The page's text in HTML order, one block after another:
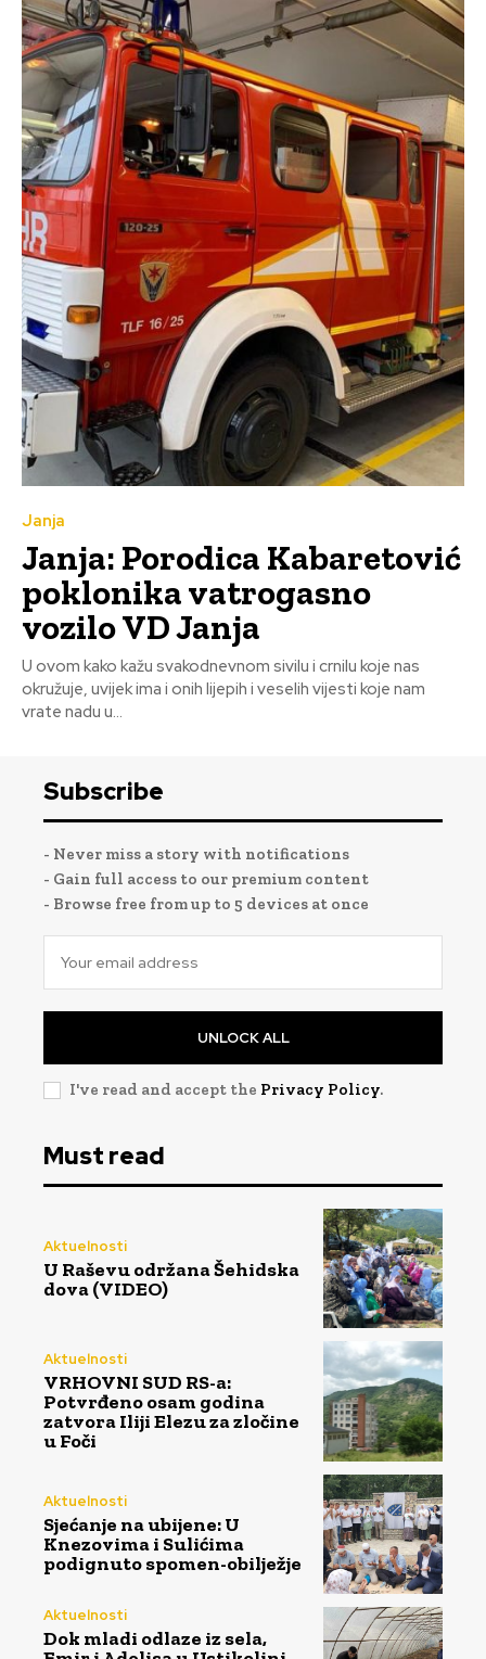
Janja
Janja: Porodica Kabaretović
poklonika vatrogasno
vozilo VD Janja
U ovom kako kažu svakodnevnom sivilu i crnilu koje nas
okružuje, uvijek ima i onih lijepih i veselih vijesti koje nam
vrate nadu u...
Subscribe
- Never miss a story with notifications
- Gain full access to our premium content
- Browse free from up to 5 devices at once
UNLOCK ALL
I've read and accept the Privacy Policy.
Must read
Aktuelnosti
U Raševu održana Šehidska
dova (VIDEO)
Aktuelnosti
VRHOVNI SUD RS-a:
Potvrđeno osam godina
zatvora Iliji Elezu za zločine
u Foči
Aktuelnosti
Sjećanje na ubijene: U
Knezovima i Sulićima
podignuto spomen-obilježje
Aktuelnosti
Dok mladi odlaze iz sela,